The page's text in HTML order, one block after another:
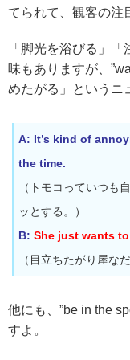
てられて、観客の注
「脚光を浴びる」
味もありますが、
めたがる」というニ
A: It’s kind of
the time.
（トモコっていつも
ッとする。）
B: She just wants
（目立ちたがり屋な
他にも、”be in the
すよ。